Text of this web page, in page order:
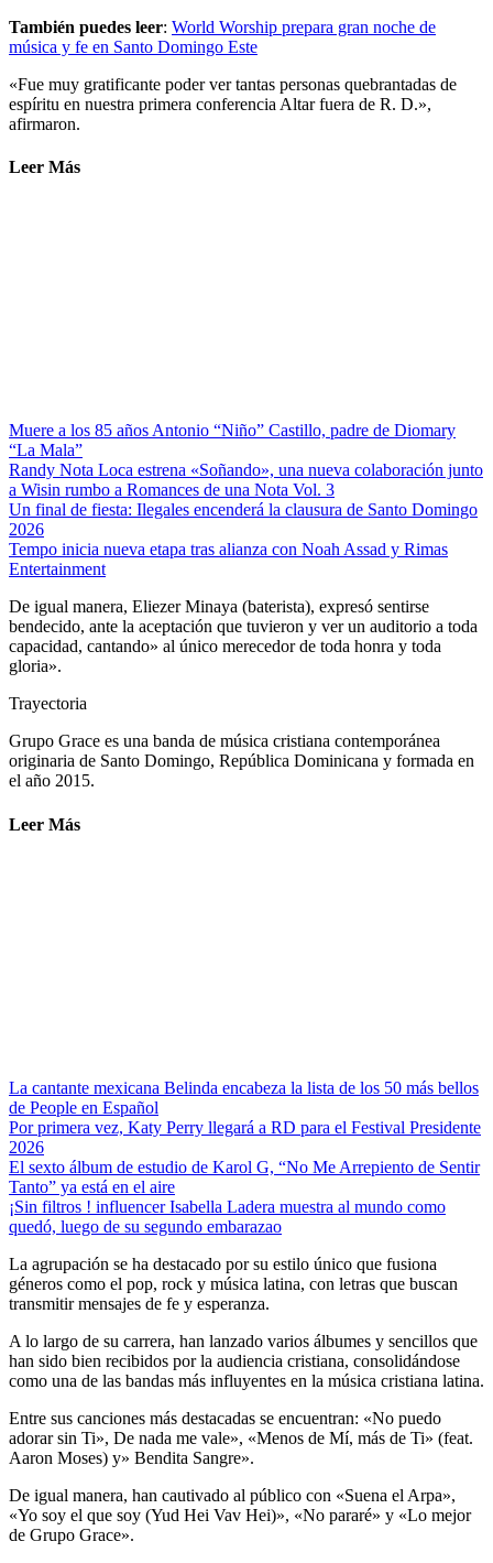
También puedes leer: World Worship prepara gran noche de
música y fe en Santo Domingo Este
«Fue muy gratificante poder ver tantas personas quebrantadas de
espíritu en nuestra primera conferencia Altar fuera de R. D.»,
afirmaron.
Leer Más
Muere a los 85 años Antonio “Niño” Castillo, padre de Diomary
“La Mala”
Randy Nota Loca estrena «Soñando», una nueva colaboración junto
a Wisin rumbo a Romances de una Nota Vol. 3
Un final de fiesta: Ilegales encenderá la clausura de Santo Domingo
2026
Tempo inicia nueva etapa tras alianza con Noah Assad y Rimas
Entertainment
De igual manera, Eliezer Minaya (baterista), expresó sentirse
bendecido, ante la aceptación que tuvieron y ver un auditorio a toda
capacidad, cantando» al único merecedor de toda honra y toda
gloria».
Trayectoria
Grupo Grace es una banda de música cristiana contemporánea
originaria de Santo Domingo, República Dominicana y formada en
el año 2015.
Leer Más
La cantante mexicana Belinda encabeza la lista de los 50 más bellos
de People en Español
Por primera vez, Katy Perry llegará a RD para el Festival Presidente
2026
El sexto álbum de estudio de Karol G, “No Me Arrepiento de Sentir
Tanto” ya está en el aire
¡Sin filtros ! influencer Isabella Ladera muestra al mundo como
quedó, luego de su segundo embarazao
La agrupación se ha destacado por su estilo único que fusiona
géneros como el pop, rock y música latina, con letras que buscan
transmitir mensajes de fe y esperanza.
A lo largo de su carrera, han lanzado varios álbumes y sencillos que
han sido bien recibidos por la audiencia cristiana, consolidándose
como una de las bandas más influyentes en la música cristiana latina.
Entre sus canciones más destacadas se encuentran: «No puedo
adorar sin Ti», De nada me vale», «Menos de Mí, más de Ti» (feat.
Aaron Moses) y» Bendita Sangre».
De igual manera, han cautivado al público con «Suena el Arpa»,
«Yo soy el que soy (Yud Hei Vav Hei)», «No pararé» y «Lo mejor
de Grupo Grace».